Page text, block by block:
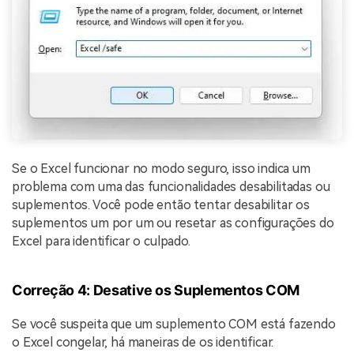
Se o Excel funcionar no modo seguro, isso indica um
problema com uma das funcionalidades desabilitadas ou
suplementos. Você pode então tentar desabilitar os
suplementos um por um ou resetar as configurações do
Excel para identificar o culpado.
Correção 4: Desative os Suplementos COM
Se você suspeita que um suplemento COM está fazendo
o Excel congelar, há maneiras de os identificar.